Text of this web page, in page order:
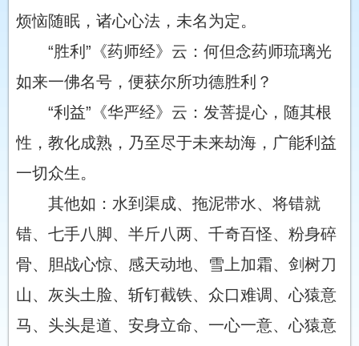
烦恼随眠，诸心心法，未名为定。
“胜利”《药师经》云：何但念药师琉璃光
如来一佛名号，便获尔所功德胜利？
“利益”《华严经》云：发菩提心，随其根
性，教化成熟，乃至尽于未来劫海，广能利益
一切众生。
其他如：水到渠成、拖泥带水、将错就
错、七手八脚、半斤八两、千奇百怪、粉身碎
骨、胆战心惊、感天动地、雪上加霜、剑树刀
山、灰头土脸、斩钉截铁、众口难调、心猿意
马、头头是道、安身立命、一心一意、心猿意